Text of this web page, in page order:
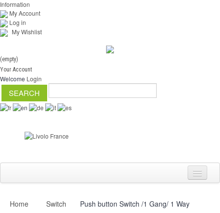
Information
My Account
Log in
My Wishlist
(empty)
Your Account
Welcome Login
Switch
Home Switch Push button Switch /1 Gang/ 1 Way